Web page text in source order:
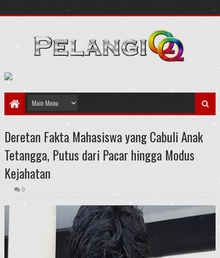
Deretan Fakta Mahasiswa yang Cabuli Anak
Tetangga, Putus dari Pacar hingga Modus
Kejahatan
0